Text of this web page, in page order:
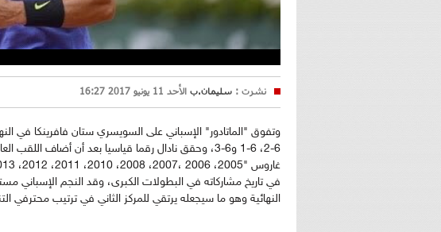
نشرت : سليمان.ب الأحد 11 يونيو 2017 16:27
وتفوق "الماتادور" الإسباني على السويسري ستان فافرينكا في
6-2، 6-1 و6-3، وحقق نادال رقما قياسيا بعد أن أضاف
في تاريخ مشاركاته في البطولات الكبرى، وقد النجم الإسباني
النهائية وهو ما سيجعله يرتقي للمركز الثاني في ترتيب محترفي